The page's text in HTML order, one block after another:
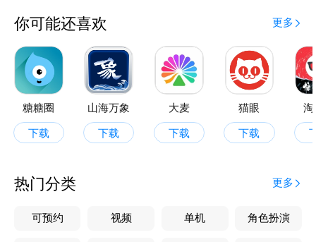
关注影店微信公众号：yingdian123，可直接使用微信
公众号购票。
电影票、演出票、话剧订票、优选商品就上影店。
你可能还喜欢 更多
糖糖圈
下载
山海万象
下载
大麦
下载
猫眼
下载
热门分类 更多
可预约 视频 单机 角色扮演